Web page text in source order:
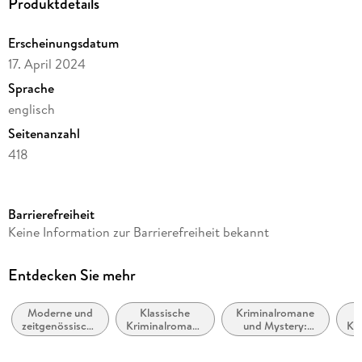
Erscheinungsdatum
17. April 2024
Sprache
englisch
Seitenanzahl
418
Autor/Autorin
Verlag/Hersteller
Produktart
kartoniert
Barrierefreiheit
Keine Information zur Barrierefreiheit bekannt
Entdecken Sie mehr
Moderne und
zeitgenössische
Belletristik:
Klassische
Kriminalromane
und Mystery
Kriminalromane
und Mystery:
Privatdetektive /